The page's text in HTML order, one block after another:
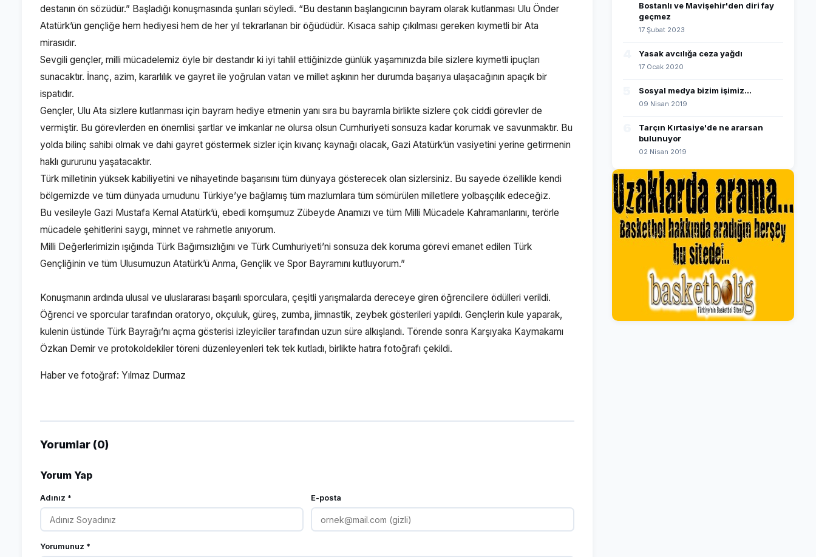
destanın ön sözüdür.” Başladığı konuşmasında şunları söyledi. “Bu destanın başlangıcının bayram olarak kutlanması Ulu Önder
Atatürk’ün gençliğe hem hediyesi hem de her yıl tekrarlanan bir öğüdüdür. Kısaca sahip çıkılması gereken kıymetli bir Ata
mirasıdır.
Sevgili gençler, milli mücadelemiz öyle bir destandır ki iyi tahlil ettiğinizde günlük yaşamınızda bile sizlere kıymetli ipuçları
sunacaktır. İnanç, azim, kararlılık ve gayret ile yoğrulan vatan ve millet aşkının her durumda başarıya ulaşacağının apaçık bir
ispatıdır.
Gençler, Ulu Ata sizlere kutlanması için bayram hediye etmenin yanı sıra bu bayramla birlikte sizlere çok ciddi görevler de
vermiştir. Bu görevlerden en önemlisi şartlar ve imkanlar ne olursa olsun Cumhuriyeti sonsuza kadar korumak ve savunmaktır. Bu
yolda bilinç sahibi olmak ve dahi gayret göstermek sizler için kıvanç kaynağı olacak, Gazi Atatürk’ün vasiyetini yerine getirmenin
haklı gururunu yaşatacaktır.
Türk milletinin yüksek kabiliyetini ve nihayetinde başarısını tüm dünyaya gösterecek olan sizlersiniz. Bu sayede özellikle kendi
bölgemizde ve tüm dünyada umudunu Türkiye’ye bağlamış tüm mazlumlara tüm sömürülen milletlere yolbaşçılık edeceğiz.
Bu vesileyle Gazi Mustafa Kemal Atatürk’ü, ebedi komşumuz Zübeyde Anamızı ve tüm Milli Mücadele Kahramanlarını, terörle
mücadele şehitlerini saygı, minnet ve rahmetle anıyorum.
Milli Değerlerimizin ışığında Türk Bağımsızlığını ve Türk Cumhuriyeti’ni sonsuza dek koruma görevi emanet edilen Türk
Gençliğinin ve tüm Ulusumuzun Atatürk’ü Anma, Gençlik ve Spor Bayramını kutluyorum.”
Konuşmanın ardında ulusal ve uluslararası başarılı sporculara, çeşitli yarışmalarda dereceye giren öğrencilere ödülleri verildi.
Öğrenci ve sporcular tarafından oratoryo, okçuluk, güreş, zumba, jimnastik, zeybek gösterileri yapıldı. Gençlerin kule yaparak,
kulenin üstünde Türk Bayrağı’nı açma gösterisi izleyiciler tarafından uzun süre alkışlandı. Törende sonra Karşıyaka Kaymakamı
Özkan Demir ve protokoldekiler töreni düzenleyenleri tek tek kutladı, birlikte hatıra fotoğrafı çekildi.
Haber ve fotoğraf: Yılmaz Durmaz
Yorumlar (0)
Yorum Yap
Adınız * E-posta
Yorumunuz *
Bostanlı ve Mavişehir'den diri fay
geçmez
17 Şubat 2023
Yasak avcılığa ceza yağdı
17 Ocak 2020
Sosyal medya bizim işimiz...
09 Nisan 2019
Tarçın Kırtasiye'de ne ararsan
bulunuyor
02 Nisan 2019